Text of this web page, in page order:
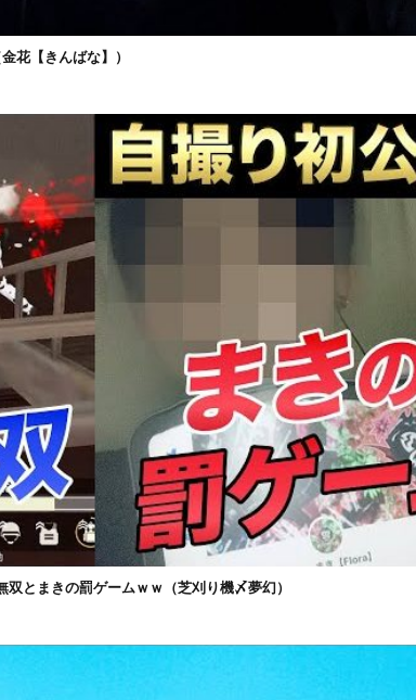
花【きんばな】）
とまきの罰ゲームｗｗ（芝刈り機〆夢幻）